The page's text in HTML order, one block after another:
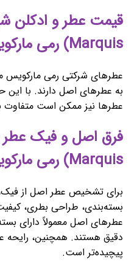
Marquis) رمی مارکویس
عطرهای شرکتی رمی مارکویس
به عطرهای اصل دارند. با این
عطرها نیز ممکن است متفاوت
Marquis) رمی مارکویس
برای تشخیص عطر اصل از فیک،
بسته‌بندی، طراحی بطری،
عطرهای اصل معمولاً دارای
دقیق هستند. همچنین، رایحه
پیچیده‌تر است.